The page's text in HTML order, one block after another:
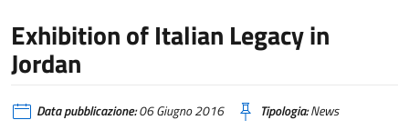
Exhibition of Italian Legacy in
Jordan
Data pubblicazione:06 Giugno 2016 Tipologia:News